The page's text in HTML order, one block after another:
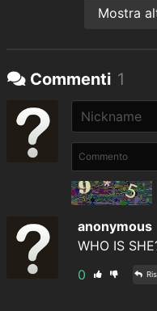
Mostra
Commenti 1
anonymous
WHO IS
0